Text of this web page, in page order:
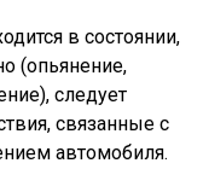
в состоянии,
(опьянение,
следует
связанные с
автомобиля.